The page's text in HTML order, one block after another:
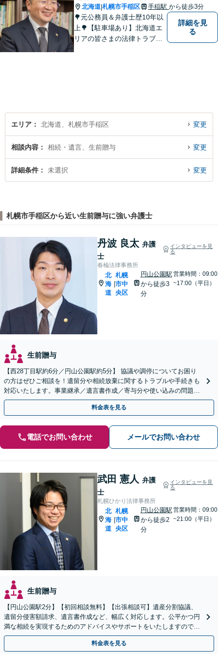
北海道|札幌市手稲区 手稲駅 から徒歩3分
🌳元公務員＆弁護士歴10年以
上🌳【駐車場あり】北海道エ
リアの皆さまの法律トラブル
詳細を見
る
エリア 北海道、札幌市手稲区 変更
相談内容 相続・遺言、生前贈与 変更
詳細条件 未選択 変更
札幌市手稲区から近い生前贈与に強い弁護士
丹波 良太 弁護
士
インタビューを見
る
春楡法律事務所
北
海
道
札幌
市中
央区
円山公園駅
から徒歩3
分
営業時間：09:00
~17:00（平日）
生前贈与
【西28丁目駅約6分／円山公園駅約5分】 協議や調停についてお困り
の方はぜひご相談を！遺留分や相続放棄に関するトラブルや手続きも
対応いたします。事業継承／遺言書作成／寄与分や使い込みの問題／
家族信託の手続き
料金表を見る
電話でお問い合わせ メールでお問い合わせ
武田 憲人 弁護
士
インタビューを見
る
札幌ひかり法律事務所
北
海
道
札幌
市中
央区
円山公園駅
から徒歩2
分
営業時間：09:00
~21:00（平日）
生前贈与
【円山公園駅2分】【初回相談無料】【出張相談可】遺産分割協議、
遺留分侵害額請求、遺言書作成など、幅広く対応します。公平かつ円
満な相続を実現するためのアドバイスやサポートをいたしますので、
ぜひご相談ください。【電話相談可】【休日・夜間面談可】
料金表を見る